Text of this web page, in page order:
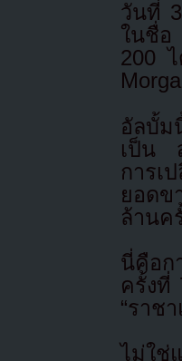
วันที่
ในชื่อ
200
อัลบั้ม
เป็น
การเ
ยอดข
ล้านค
นี่คือก
ครั้งที่
“ราช
ไม่ใช่